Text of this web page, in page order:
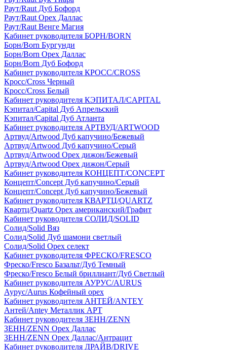
Раут/Raut Дуб Бофорд
Раут/Raut Орех Даллас
Раут/Raut Венге Магия
Кабинет руководителя БОРН/BORN
Борн/Born Бургунди
Борн/Born Орех Даллас
Борн/Born Дуб Бофорд
Кабинет руководителя КРОСС/CROSS
Кросс/Cross Черный
Кросс/Cross Белый
Кабинет руководителя КЭПИТАЛ/CAPITAL
Кэпитал/Capital Дуб Апрельский
Кэпитал/Capital Дуб Атланта
Кабинет руководителя АРТВУД/ARTWOOD
Артвуд/Artwood Дуб капучино/Бежевый
Артвуд/Artwood Дуб капучино/Серый
Артвуд/Artwood Орех дижон/Бежевый
Артвуд/Artwood Орех дижон/Серый
Кабинет руководителя КОНЦЕПТ/CONCEPT
Концепт/Concept Дуб капучино/Серый
Концепт/Concept Дуб капучино/Бежевый
Кабинет руководителя КВАРТЦ/QUARTZ
Квартц/Quartz Орех американский/Графит
Кабинет руководителя СОЛИД/SOLID
Солид/Solid Вяз
Солид/Solid Дуб шамони светлый
Солид/Solid Орех селект
Кабинет руководителя ФРЕСКО/FRESCO
Фреско/Fresco Базальт/Дуб Темный
Фреско/Fresco Белый бриллиант/Дуб Светлый
Кабинет руководителя АУРУС/AURUS
Аурус/Aurus Кофейный орех
Кабинет руководителя АНТЕЙ/ANTEY
Антей/Antey Металлик АРТ
Кабинет руководителя ЗЕНН/ZENN
ЗЕНН/ZENN Орех Даллас
ЗЕНН/ZENN Орех Даллас/Антрацит
Кабинет руководителя ДРАЙВ/DRIVE